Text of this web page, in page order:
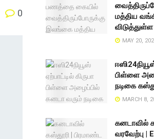
0
மத்திய
விடுத்துள்ள
MAY 20,
பிள்ளை
நடிகை
MARCH 8,
கனடாவில்
வரவேற்பு |